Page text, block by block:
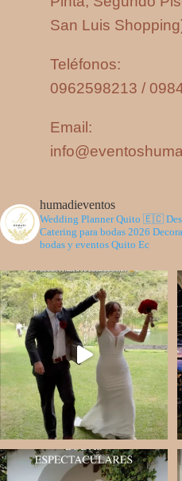
San Luis
Teléfonos:
0962598213 /
Email:
humadieventos
Wedding Planner Quito 🇪🇨
Catering para bodas 2026
bodas y eventos Quito Ec